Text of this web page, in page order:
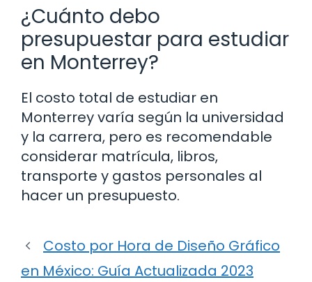
¿Cuánto debo
presupuestar para estudiar
en Monterrey?
El costo total de estudiar en
Monterrey varía según la universidad
y la carrera, pero es recomendable
considerar matrícula, libros,
transporte y gastos personales al
hacer un presupuesto.
Costo por Hora de Diseño Gráfico
en México: Guía Actualizada 2023